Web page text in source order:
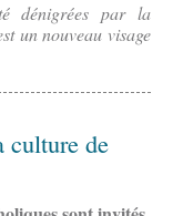
dénigrées par la
un nouveau visage
culture de